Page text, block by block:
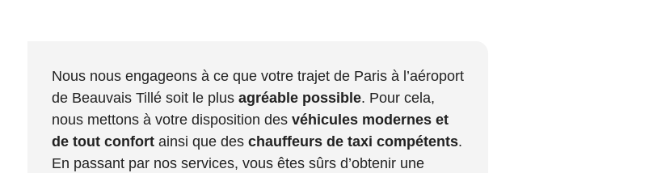
Nous nous engageons à ce que votre trajet de Paris à l’aéroport
de Beauvais Tillé soit le plus agréable possible. Pour cela,
nous mettons à votre disposition des véhicules modernes et
de tout confort ainsi que des chauffeurs de taxi compétents.
En passant par nos services, vous êtes sûrs d’obtenir une